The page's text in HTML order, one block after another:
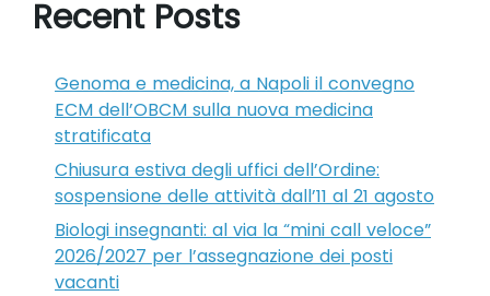
Recent Posts
Genoma e medicina, a Napoli il convegno
ECM dell’OBCM sulla nuova medicina
stratificata
Chiusura estiva degli uffici dell’Ordine:
sospensione delle attività dall’11 al 21 agosto
Biologi insegnanti: al via la “mini call veloce”
2026/2027 per l’assegnazione dei posti
vacanti